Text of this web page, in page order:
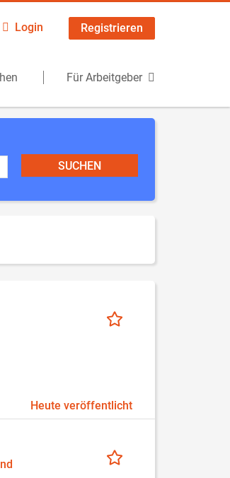
Login Registrieren
Für Arbeitgeber
Heute veröffentlicht